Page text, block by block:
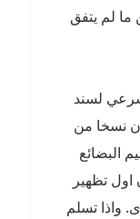
ما لم يتفق
لسند
نسخا من
البضائع
تظهير
واذا تسلم